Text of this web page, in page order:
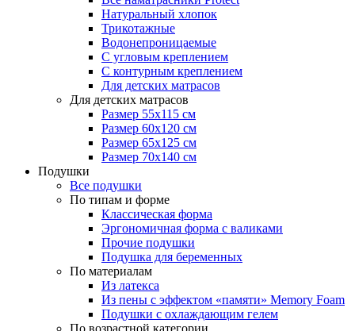
Натуральный хлопок
Трикотажные
Водонепроницаемые
С угловым креплением
С контурным креплением
Для детских матрасов
Для детских матрасов
Размер 55x115 см
Размер 60x120 см
Размер 65x125 см
Размер 70x140 см
Подушки
Все подушки
По типам и форме
Классическая форма
Эргономичная форма с валиками
Прочие подушки
Подушка для беременных
По материалам
Из латекса
Из пены с эффектом «памяти» Memory Foam
Подушки с охлаждающим гелем
По возрастной категории